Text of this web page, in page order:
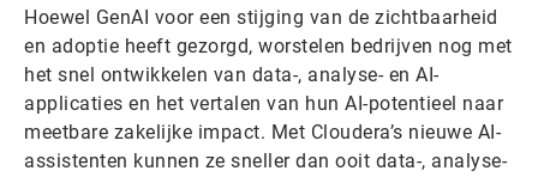
Hoewel GenAI voor een stijging van de zichtbaarheid
en adoptie heeft gezorgd, worstelen bedrijven nog met
het snel ontwikkelen van data-, analyse- en AI-
applicaties en het vertalen van hun AI-potentieel naar
meetbare zakelijke impact. Met Cloudera’s nieuwe AI-
assistenten kunnen ze sneller dan ooit data-, analyse-